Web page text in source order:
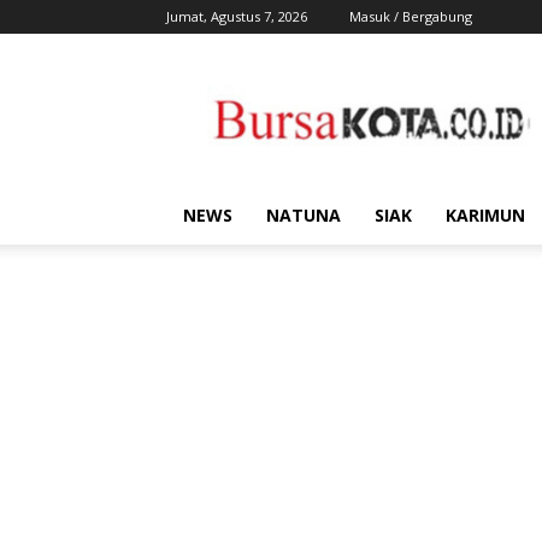
Jumat, Agustus 7, 2026 Masuk / Bergabung
Kota
NEWS NATUNA SIAK KARIMUN